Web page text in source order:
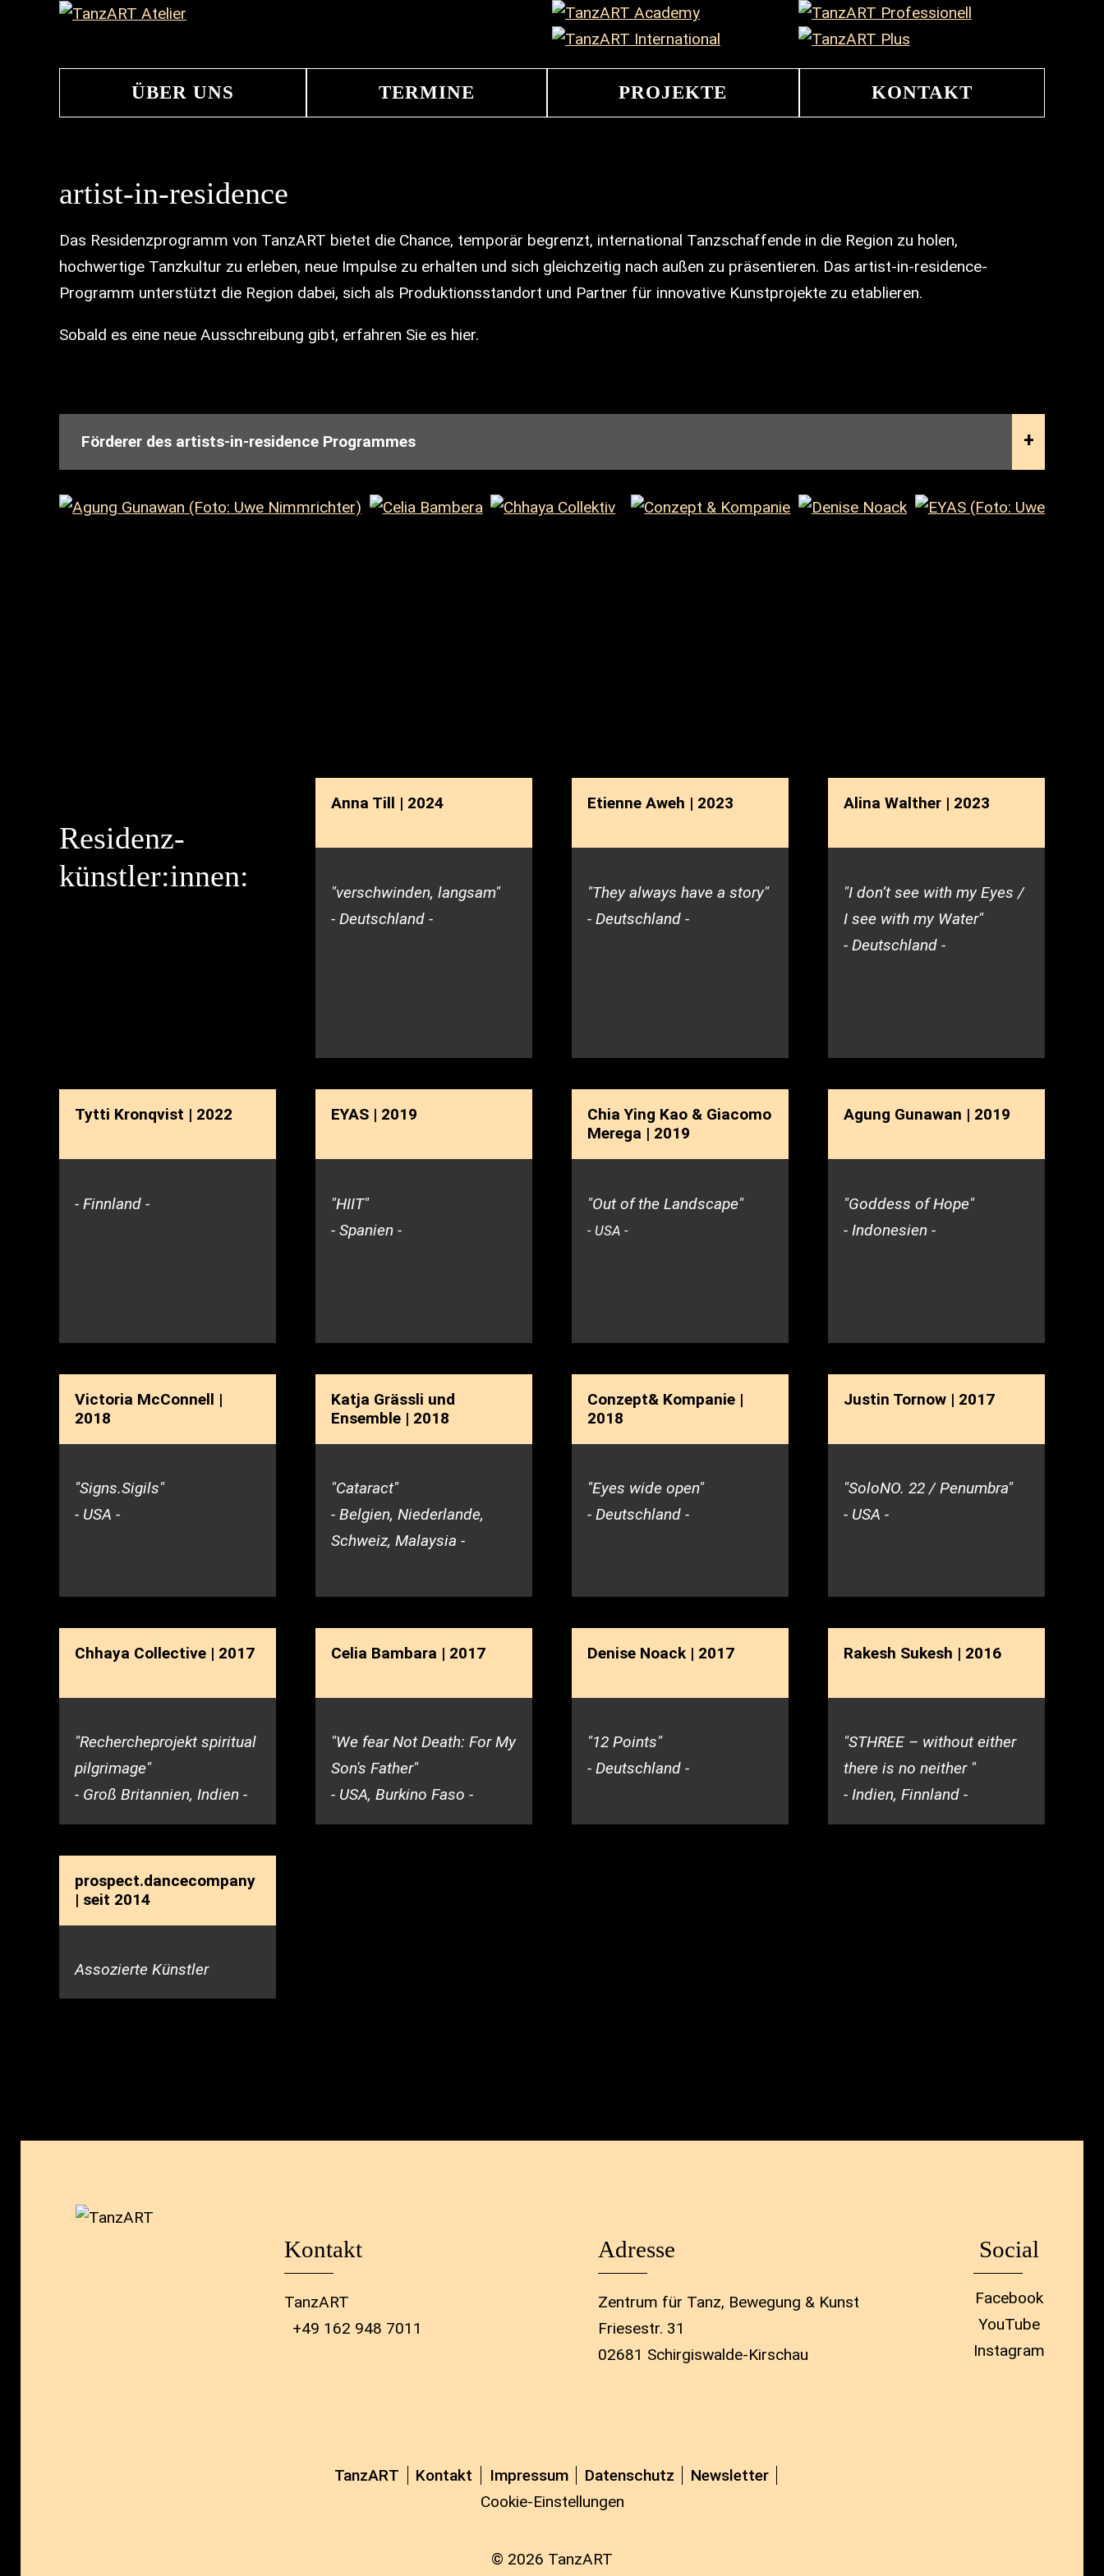
ÜBER UNS TERMINE PROJEKTE KONTAKT
artist-in-residence
Das Residenzprogramm von TanzART bietet die Chance, temporär begrenzt, international Tanzschaffende in die Region zu holen,
hochwertige Tanzkultur zu erleben, neue Impulse zu erhalten und sich gleichzeitig nach außen zu präsentieren. Das artist-in-residence-
Programm unterstützt die Region dabei, sich als Produktionsstandort und Partner für innovative Kunstprojekte zu etablieren.
Sobald es eine neue Ausschreibung gibt, erfahren Sie es hier.
Förderer des artists-in-residence Programmes
2022: Kreissparkasse Bautzen
Residenz-
künstler:innen:
Anna Till | 2024
"verschwinden, langsam"
- Deutschland -
Etienne Aweh | 2023
"They always have a story"
- Deutschland -
Alina Walther | 2023
"I don’t see with my Eyes /
I see with my Water"
- Deutschland -
Tytti Kronqvist | 2022
- Finnland -
EYAS | 2019
"HIIT"
- Spanien -
Chia Ying Kao & Giacomo
Merega | 2019
"Out of the Landscape"
- USA -
Agung Gunawan | 2019
"Goddess of Hope"
- Indonesien -
Victoria McConnell |
2018
"Signs.Sigils"
- USA -
Katja Grässli und
Ensemble | 2018
"Cataract"
- Belgien, Niederlande,
Schweiz, Malaysia -
Conzept& Kompanie |
2018
"Eyes wide open"
- Deutschland -
Justin Tornow | 2017
"SoloNO. 22 / Penumbra"
- USA -
Chhaya Collective | 2017
"Rechercheprojekt spiritual
pilgrimage"
- Groß Britannien, Indien -
Celia Bambara | 2017
"We fear Not Death: For My
Son's Father"
- USA, Burkino Faso -
Denise Noack | 2017
"12 Points"
- Deutschland -
Rakesh Sukesh | 2016
"STHREE – without either
there is no neither "
- Indien, Finnland -
prospect.dancecompany
| seit 2014
Assozierte Künstler
Kontakt
TanzART
+49 162 948 7011
Adresse
Zentrum für Tanz, Bewegung & Kunst
Friesestr. 31
02681 Schirgiswalde-Kirschau
Social
Facebook
YouTube
Instagram
TanzART Kontakt Impressum Datenschutz
Newsletter
Cookie-Einstellungen
© 2026 TanzART